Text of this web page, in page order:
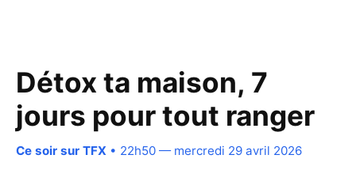
Détox ta maison, 7
jours pour tout ranger
Ce soir sur TFX • 22h50 — mercredi 29 avril 2026